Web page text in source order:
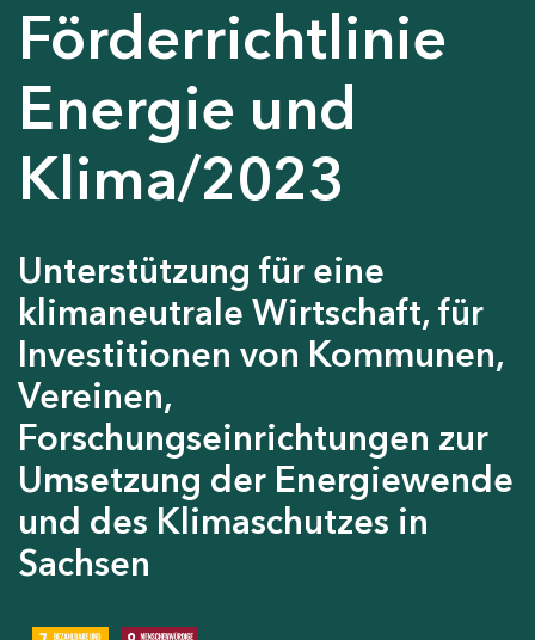
Förderrichtlinie
Energie und
Klima/2023
Unterstützung für eine
klimaneutrale Wirtschaft, für
Investitionen von Kommunen,
Vereinen,
Forschungseinrichtungen zur
Umsetzung der Energiewende
und des Klimaschutzes in
Sachsen